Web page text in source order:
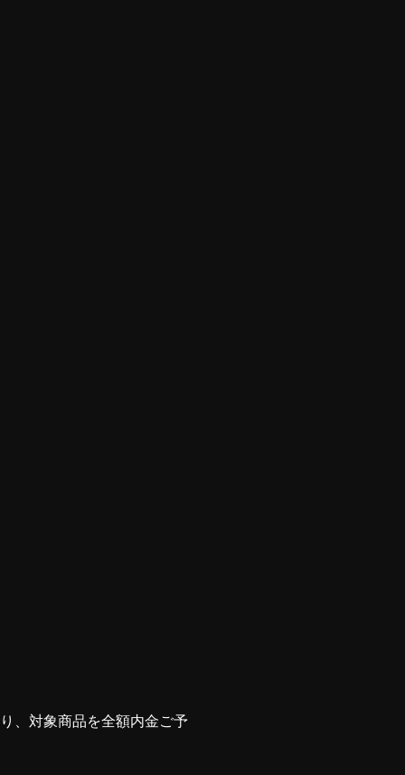
、対象商品を全額内金ご予